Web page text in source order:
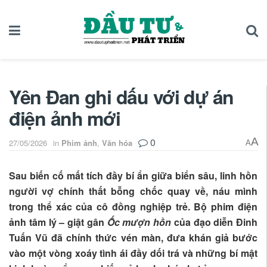
Yên Đan ghi dấu với dự án
điện ảnh mới
27/05/2026 in Phim ảnh, Văn hóa 0 AA
Sau biến cố mất tích đầy bí ẩn giữa biển sâu, linh hồn
người vợ chính thất bỗng chốc quay về, náu mình
trong thể xác của cô đồng nghiệp trẻ. Bộ phim điện
ảnh tâm lý – giật gân Ốc mượn hồn của đạo diễn Đinh
Tuấn Vũ đã chính thức vén màn, đưa khán giả bước
vào một vòng xoáy tình ái đầy dối trá và những bí mật